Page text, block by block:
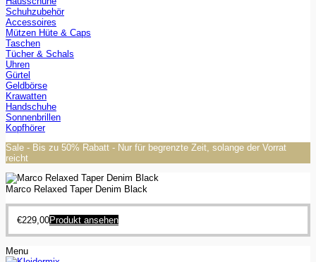
Schuhzubehör
Accessoires
Mützen Hüte & Caps
Taschen
Tücher & Schals
Uhren
Gürtel
Geldbörse
Krawatten
Handschuhe
Sonnenbrillen
Kopfhörer
Sale - Bis zu 50% Rabatt - Nur für begrenzte Zeit, solange der Vorrat
reicht
Marco Relaxed Taper Denim Black
€229,00Produkt ansehen
Menu